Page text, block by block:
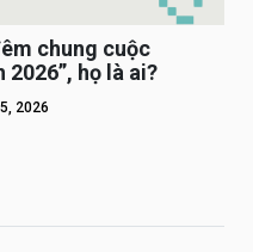
chung cuộc
họ là ai?
2026